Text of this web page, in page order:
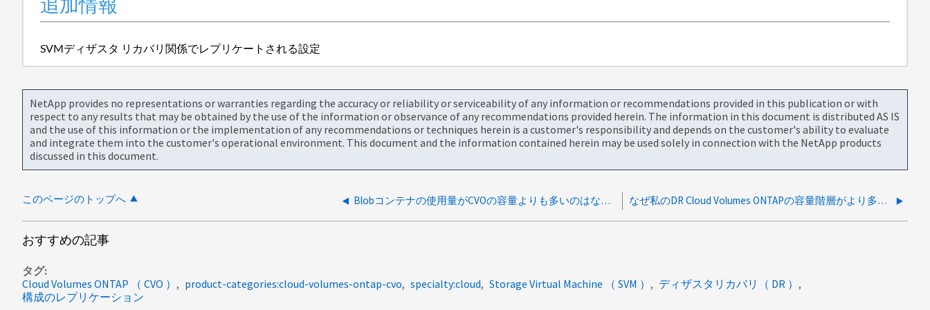
SVMディザスタ リカバリ関係でレプリケートされる設定
NetApp provides no representations or warranties regarding the accuracy or reliability or serviceability of any information or recommendations provided in this publication or with
respect to any results that may be obtained by the use of the information or observance of any recommendations provided herein. The information in this document is distributed AS IS
and the use of this information or the implementation of any recommendations or techniques herein is a customer's responsibility and depends on the customer's ability to evaluate
and integrate them into the customer's operational environment. This document and the information contained herein may be used solely in connection with the NetApp products
discussed in this document.
このページのトップへ Blobコンテナの使用量がCVOの容量よりも多いのはなぜですか？ なぜ私のDR Cloud Volumes ONTAPの容量階層がより多くのスペースを消費しているのですか？
おすすめの記事
タグ
Cloud Volumes ONTAP （ CVO ）
product-categories:cloud-volumes-ontap-cvo specialty:cloud Storage Virtual Machine （ SVM ）
ディザスタリカバリ（ DR ）
構成のレプリケーション